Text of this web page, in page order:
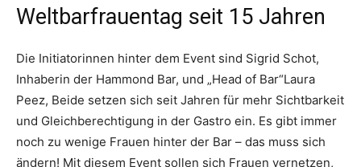
Weltbarfrauentag seit 15 Jahren
Die Initiatorinnen hinter dem Event sind Sigrid Schot,
Inhaberin der Hammond Bar, und „Head of Bar“Laura
Peez, Beide setzen sich seit Jahren für mehr Sichtbarkeit
und Gleichberechtigung in der Gastro ein. Es gibt immer
noch zu wenige Frauen hinter der Bar – das muss sich
ändern! Mit diesem Event sollen sich Frauen vernetzen,